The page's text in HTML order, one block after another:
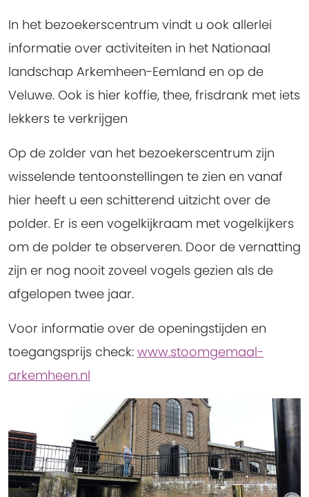
In het bezoekerscentrum vindt u ook allerlei
informatie over activiteiten in het Nationaal
landschap Arkemheen-Eemland en op de
Veluwe. Ook is hier koffie, thee, frisdrank met iets
lekkers te verkrijgen
Op de zolder van het bezoekerscentrum zijn
wisselende tentoonstellingen te zien en vanaf
hier heeft u een schitterend uitzicht over de
polder. Er is een vogelkijkraam met vogelkijkers
om de polder te observeren. Door de vernatting
zijn er nog nooit zoveel vogels gezien als de
afgelopen twee jaar.
Voor informatie over de openingstijden en
toegangsprijs check: www.stoomgemaal-
arkemheen.nl